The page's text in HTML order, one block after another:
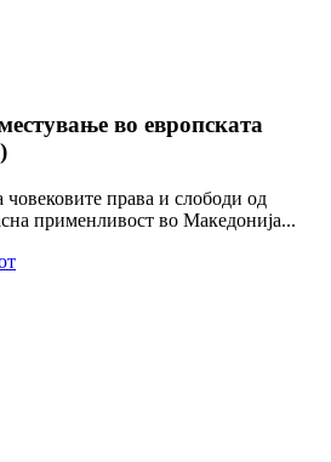
во европската
човековите права и слободи од
применливост во Македонија...